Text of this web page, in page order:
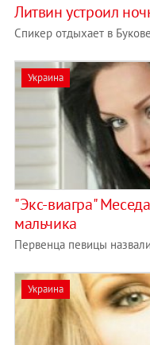
Литвин устроил
Спикер отдыхает в
Украина
"Экс-виагра"
мальчика
Первенца певицы
Украина